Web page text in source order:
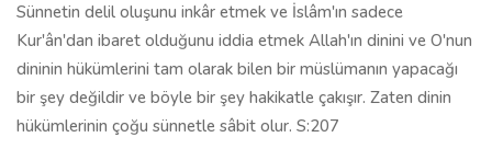
Sünnetin delil oluşunu inkâr etmek ve İslâm'ın sadece
Kur'ân'dan ibaret olduğunu iddia etmek Allah'ın dinini ve O'nun
dininin hükümlerini tam olarak bilen bir müslümanın yapacağı
bir şey değildir ve böyle bir şey hakikatle çakışır. Zaten dinin
hükümlerinin çoğu sünnetle sâbit olur. S:207